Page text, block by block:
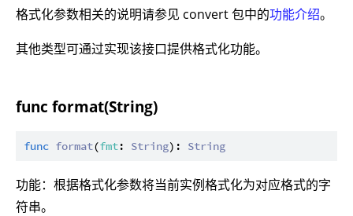
格式化参数相关的说明请参见 convert 包中的功能介绍。
其他类型可通过实现该接口提供格式化功能。
func format(String)
func format(fmt: String): String
功能：根据格式化参数将当前实例格式化为对应格式的字
符串。